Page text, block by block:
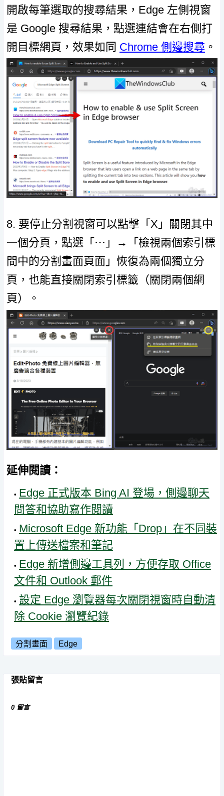
開啟每筆選取的搜尋結果，Edge 左側視窗
是 Google 搜尋結果，點選連結會在右側打
開目標網頁，效果如同 Chrome 側邊搜尋 。
8. 要停止分割視窗可以點擊「X」關閉其中
一個分頁，點選「⋯」→「檢視兩個索引標
間中的分割畫面頁面」恢復為兩個獨立分
頁，也能直接關閉索引標籤（關閉兩個網
頁）。
延伸閱讀：
Edge 正式版本 Bing AI 登場，側邊聊天
問答和協助寫作閱讀
Microsoft Edge 新功能「Drop」在不同裝
置上傳送檔案和筆記
Edge 新增側邊工具列，方便存取 Office
文件和 Outlook 郵件
設定 Edge 瀏覽器每次關閉視窗時自動清
除 Cookie 瀏覽紀錄
分割畫面 Edge
張貼留言
0 留言